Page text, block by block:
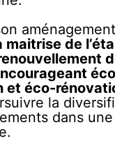
maitrise de
et éco-
la
dans